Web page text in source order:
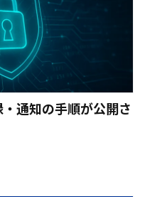
通知の手順が公開さ